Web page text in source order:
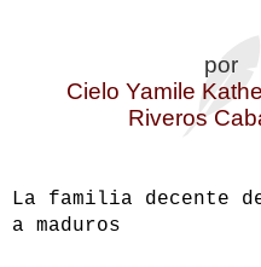
por
Cielo Yamile
Riveros
La familia decente
a maduros